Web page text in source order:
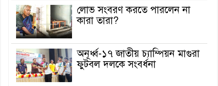
লোভ সংবরণ করতে পারলেন না
কারা তারা?
অনূর্ধ্ব-১৭ জাতীয় চ্যাম্পিয়ন মাগুরা
ফুটবল দলকে সংবর্ধনা